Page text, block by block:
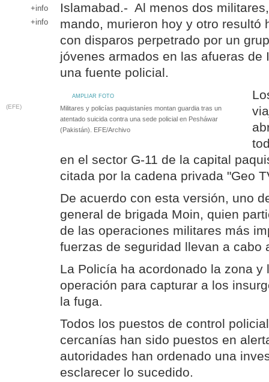
+info
+info
Islamabad.- Al menos dos
mando, murieron hoy y otro resultó
con disparos perpetrado por un
jóvenes armados en las afueras de
una fuente policial.
AMPLIAR FOTO
(EFE)
Militares y policías paquistaníes montan guardia tras un
atentado suicida contra una sede policial en Pesháwar
(Pakistán). EFE/Archivo
en el sector G-11 de la capital
citada por la cadena privada "Geo
De acuerdo con esta versión, uno
general de brigada Moin, quien
de las operaciones militares más
fuerzas de seguridad llevan a cabo
La Policía ha acordonado la zona y
operación para capturar a los
la fuga.
Todos los puestos de control
cercanías han sido puestos en
autoridades han ordenado una
esclarecer lo sucedido.